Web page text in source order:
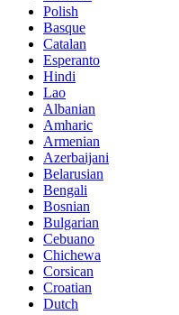
Polish
Basque
Catalan
Esperanto
Hindi
Lao
Albanian
Amharic
Armenian
Azerbaijani
Belarusian
Bengali
Bosnian
Bulgarian
Cebuano
Chichewa
Corsican
Croatian
Dutch